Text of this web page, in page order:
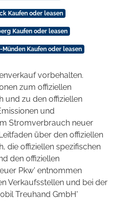
Kaufen oder leasen
Kaufen oder leasen
Münden Kaufen oder leasen
vorbehalten.
zum offiziellen
und zu den offiziellen
und
Stromverbrauch neuer
über den offiziellen
die offiziellen spezifischen
den offiziellen
Pkw' entnommen
Verkaufsstellen und bei der
Treuhand GmbH'